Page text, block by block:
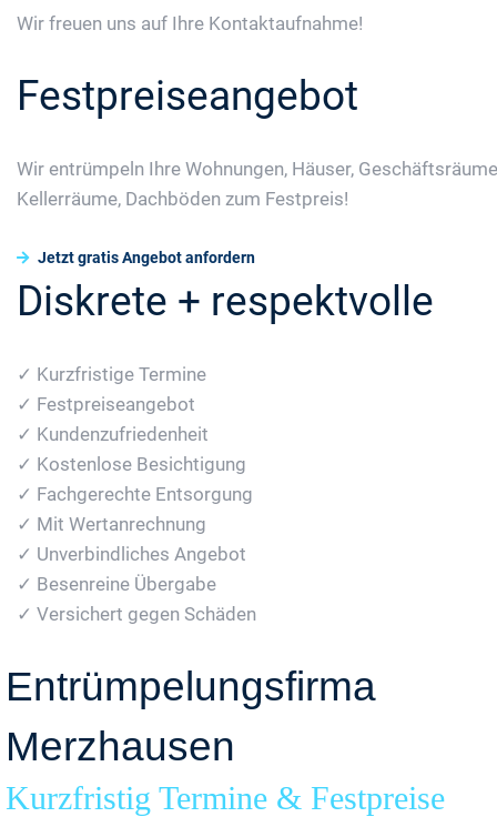
Wir freuen uns auf Ihre Kontaktaufnahme!
Festpreiseangebot
Wir entrümpeln Ihre Wohnungen, Häuser,
Kellerräume, Dachböden zum Festpreis!
Jetzt gratis Angebot anfordern
Diskrete + respektvolle
✓ Kurzfristige Termine
✓ Festpreiseangebot
✓ Kundenzufriedenheit
✓ Kostenlose Besichtigung
✓ Fachgerechte Entsorgung
✓ Mit Wertanrechnung
✓ Unverbindliches Angebot
✓ Besenreine Übergabe
✓ Versichert gegen Schäden
Entrümpelungsfirma
Merzhausen
Kurzfristig Termine & Festpreise